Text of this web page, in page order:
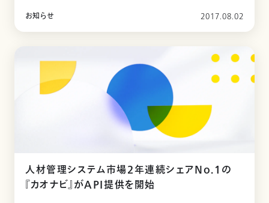
お知らせ 2017.08.02
人材管理システム市場2年連続シェアNo.1の
『カオナビ』がAPI提供を開始